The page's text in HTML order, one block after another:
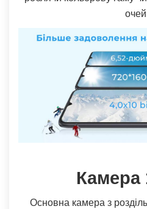
Камера
Основна камера з